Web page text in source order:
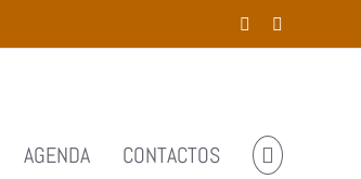
Facebook
AGENDA CONTACTOS